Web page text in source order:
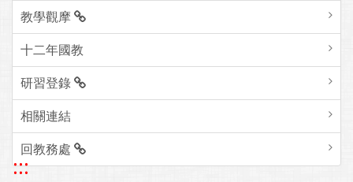
教學觀摩
十二年國教
研習登錄
相關連結
回教務處
:::